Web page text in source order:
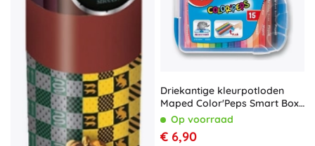
Driekantige kleurpotloden
Maped Color'Peps Smart Box
15 stuks
Op voorraad
€ 6,90